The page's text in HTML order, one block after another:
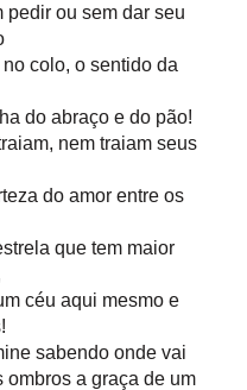
pedir ou sem dar seu
colo, o sentido da
do abraço e do pão!
nem traiam seus
do amor entre os
que tem maior
céu aqui mesmo e
sabendo onde vai
ombros a graça de um